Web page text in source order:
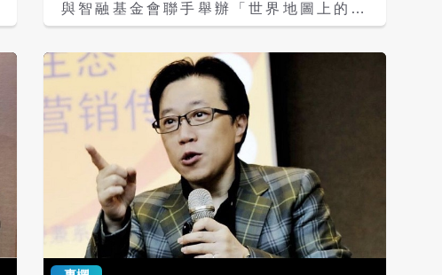
與智融基金會聯手舉辦「世界地圖上的未
來台灣」系列活動，以「擁抱失敗、築夢
跨世代智慧與勇氣，搭建交流橋樑。系列
首場活動「時代人物與世代挑戰」將於
10月2日登場，將邀請宏碁集團創辦人施
振榮與和碩聯合科技董事長童子賢分享經
驗及觀點。 余紀忠文教基金會與智融基
金會共同舉辦「世界地圖上的未來台灣」
系列活動，期待透過大師與各領域行動者
的故事分享，讓典範不再遙不可及，而是
人人可啟動的力量。系列首場活動「時代
人物與世代挑戰」將於10月2日下午2時
至5時在台灣大學管理學院一號館B1正大
國際會議廳舉行。 第一場分享會「時代